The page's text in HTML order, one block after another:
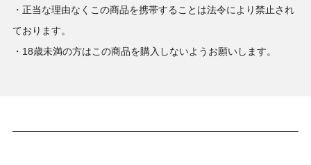
・正当な理由なくこの商品を携帯することは法令により禁止され
ております。
・18歳未満の方はこの商品を購入しないようお願いします。